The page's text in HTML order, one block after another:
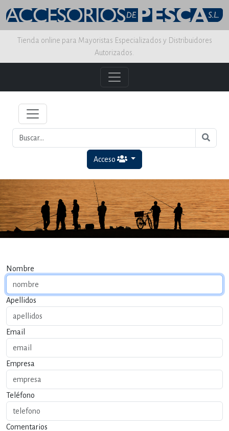
Tienda online para Mayoristas Especializados y Distribuidores
Autorizados.
Acceso
Nombre
Apellidos
Email
Empresa
Teléfono
Comentarios